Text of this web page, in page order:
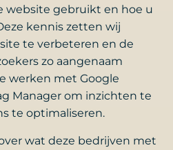
website gebruikt en hoe u
kennis zetten wij
te verbeteren en de
zo aangenaam
werken met Google
Manager om inzichten te
te optimaliseren.
wat deze bedrijven met